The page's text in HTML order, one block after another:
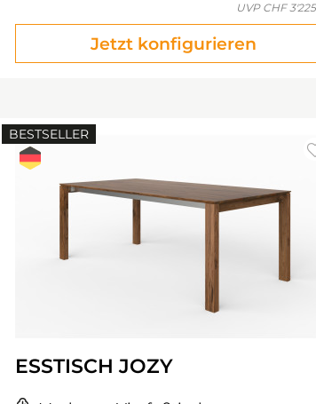
UVP CHF
Jetzt konfigurieren
BESTSELLER
ESSTISCH JOZY